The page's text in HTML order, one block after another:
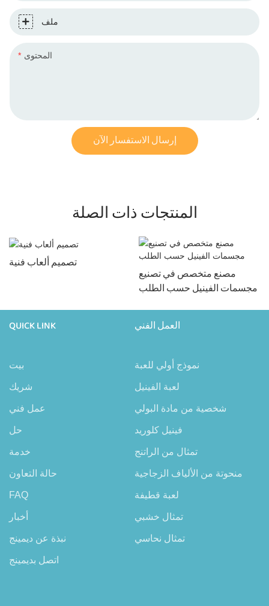
ملف
المحتوى
إرسال الاستفسار الآن
المنتجات ذات الصلة
تصميم ألعاب فنية
مصنع متخصص في تصنيع
مجسمات الفينيل حسب الطلب
QUICK LINK
بيت
شريك
عمل فني
حل
خدمة
حالة التعاون
FAQ
أخبار
نبذة عن ديمينج
اتصل بديمينج
العمل الفني
نموذج أولي للعبة
لعبة الفينيل
شخصية من مادة البولي
فينيل كلوريد
تمثال من الراتنج
منحوتة من الألياف الزجاجية
لعبة قطيفة
تمثال خشبي
تمثال نحاسي